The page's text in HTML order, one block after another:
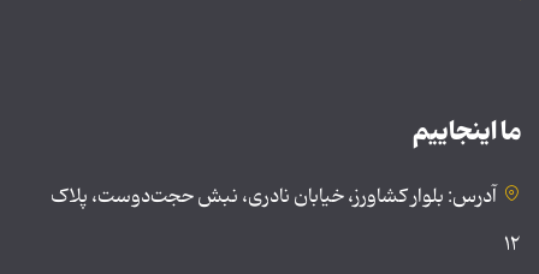
ما اینجاییم
آدرس: بلوار کشاورز، خیابان نادری، نبش حجت‌دوست، پلاک
۱۲